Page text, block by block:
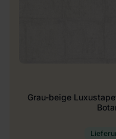
Grau-beige